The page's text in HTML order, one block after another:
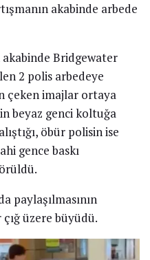
akabinde arbede
Bridgewater
2 polis arbedeye
çeken imajlar ortaya
beyaz genci koltuğa
öbür polisin ise
gence baskı
paylaşılmasının
üzere büyüdü.